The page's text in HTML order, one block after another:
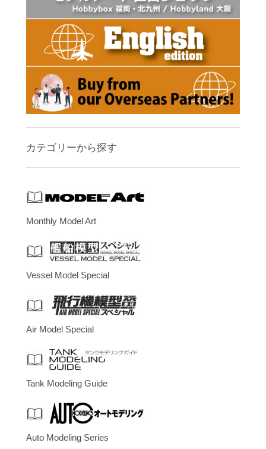
カテゴリーから探す
Monthly Model Art
Vessel Model Special
Air Model Special
Tank Modeling Guide
Auto Modeling Series